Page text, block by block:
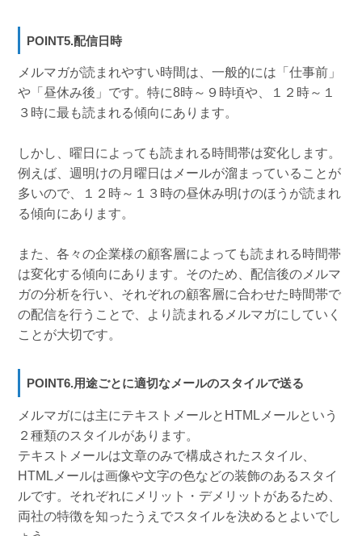
POINT5.配信日時
メルマガが読まれやすい時間は、一般的には「仕事前」
や「昼休み後」です。特に8時～９時頃や、１２時～１
３時に最も読まれる傾向にあります。
しかし、曜日によっても読まれる時間帯は変化します。
例えば、週明けの月曜日はメールが溜まっていることが
多いので、１２時～１３時の昼休み明けのほうが読まれ
る傾向にあります。
また、各々の企業様の顧客層によっても読まれる時間帯
は変化する傾向にあります。そのため、配信後のメルマ
ガの分析を行い、それぞれの顧客層に合わせた時間帯で
の配信を行うことで、より読まれるメルマガにしていく
ことが大切です。
POINT6.用途ごとに適切なメールのスタイルで送る
メルマガには主にテキストメールとHTMLメールという
２種類のスタイルがあります。
テキストメールは文章のみで構成されたスタイル、
HTMLメールは画像や文字の色などの装飾のあるスタイ
ルです。それぞれにメリット・デメリットがあるため、
両社の特徴を知ったうえでスタイルを決めるとよいでし